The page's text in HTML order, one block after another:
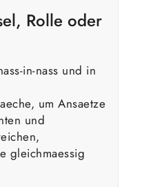
Rolle oder
in-nass und in
um Ansaetze
und
gleichmaessig